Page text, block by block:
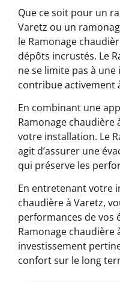
Que ce soit pour un
Varetz ou un
le Ramonage
dépôts incrustés. Le
ne se limite pas à
contribue activement
En combinant une
Ramonage chaudière
votre installation. Le
agit d’assurer une
qui préserve les
En entretenant votre
chaudière à Varetz,
performances de vos
Ramonage chaudière
investissement
confort sur le long